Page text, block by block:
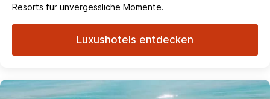
Resorts für unvergessliche Momente.
Luxushotels entdecken